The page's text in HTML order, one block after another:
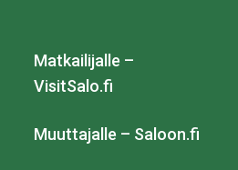
Matkailijalle –
VisitSalo.fi
Muuttajalle – Saloon.fi